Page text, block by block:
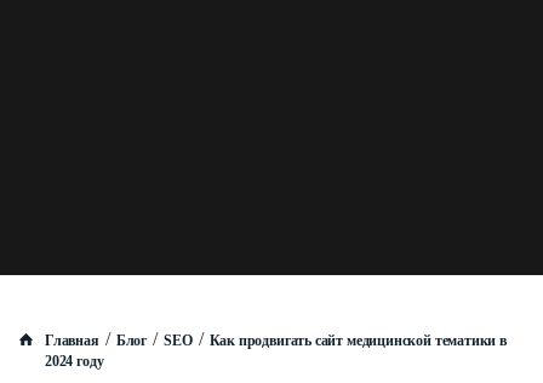
Главная / Блог / SEO / Как продвигать сайт медицинской тематики в
2024 году